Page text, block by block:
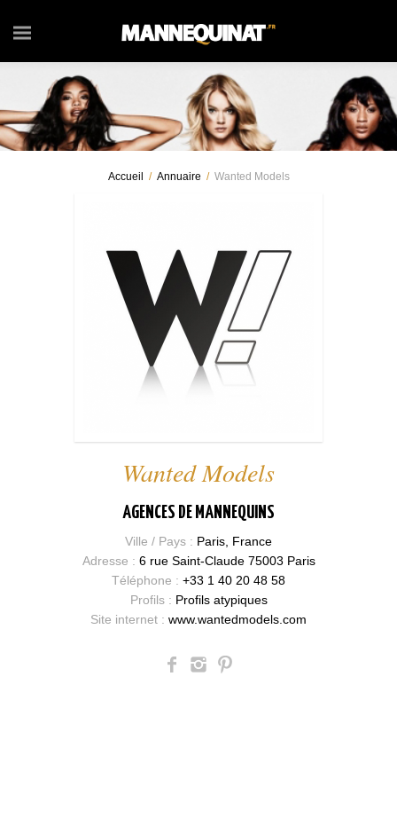
Accueil / Annuaire / Wanted Models
Wanted Models
AGENCES DE MANNEQUINS
Ville / Pays : Paris, France
Adresse : 6 rue Saint-Claude 75003 Paris
Téléphone : +33 1 40 20 48 58
Profils : Profils atypiques
Site internet : www.wantedmodels.com